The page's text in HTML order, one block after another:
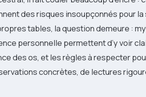
des risques insoupçonnés pour
tables, la question demeure :
personnelle permettent d’y voir
des os, et les règles à respecter
concrètes, de lectures